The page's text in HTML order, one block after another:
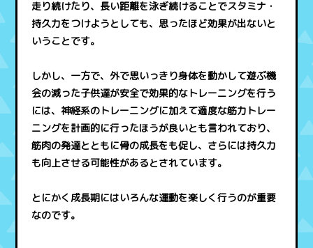
走り続けたり、長い距離を泳ぎ続けることでスタミナ・
持久力をつけようとしても、思ったほど効果が出ないと
いうことです。
しかし、一方で、外で思いっきり身体を動かして遊ぶ機
会の減った子供達が安全で効果的なトレーニングを行う
には、神経系のトレーニングに加えて適度な筋力トレー
ニングを計画的に行ったほうが良いとも言われており、
筋肉の発達とともに骨の成長をも促し、さらには持久力
も向上させる可能性があるとされています。
とにかく成長期にはいろんな運動を楽しく行うのが重要
なのです。